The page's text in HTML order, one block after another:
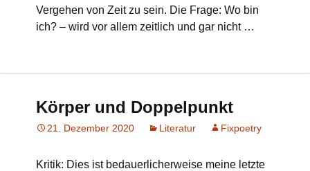
Vergehen von Zeit zu sein. Die Frage: Wo bin
ich? – wird vor allem zeitlich und gar nicht …
Körper und Doppelpunkt
21. Dezember 2020 Literatur Fixpoetry
Kritik: Dies ist bedauerlicherweise meine letzte